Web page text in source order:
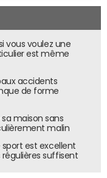
à sa
à l'image de France
juin 2018, sous le
pubs ciblés auprès
4, au Mans et
par cette
au niveau des villes",
vous voulez une
est même
accidents
de forme
maison sans
malin
sport est excellent
suffisent